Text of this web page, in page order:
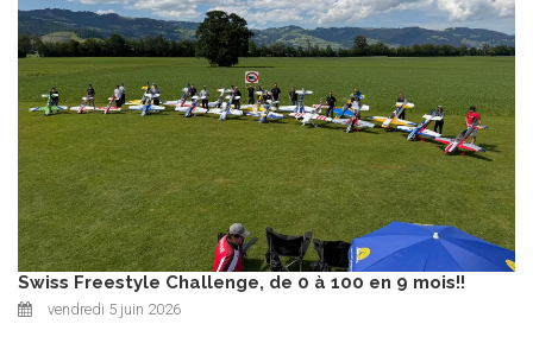
Swiss Freestyle Challenge, de 0 à 100 en 9 mois!!
vendredi 5 juin 2026